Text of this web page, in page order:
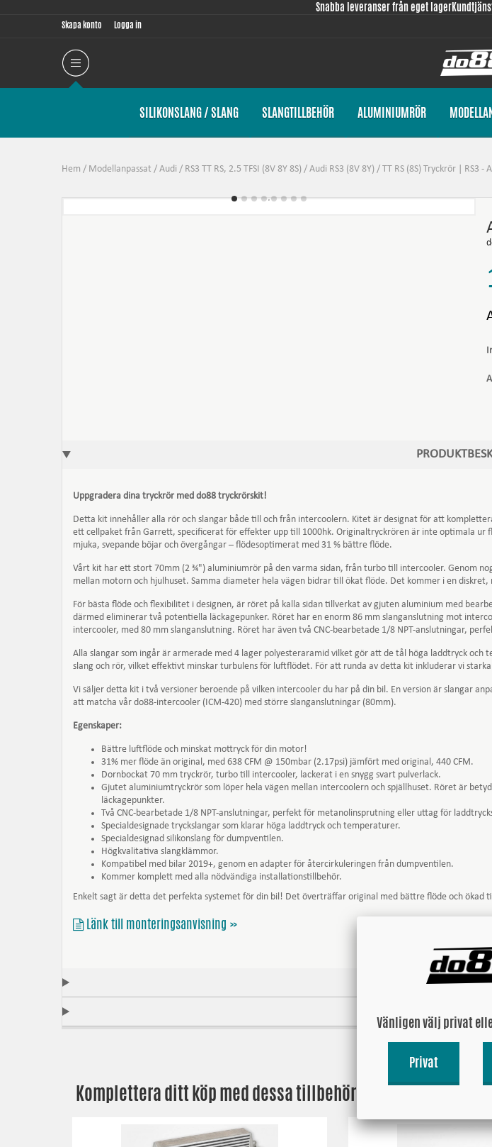
Snabba leveranser från eget lager
Skapa konto Logga in
SILIKONSLANG / SLANG SLANGTILLBEHÖR ALUMINIUMRÖR
Hem / Modellanpassat / Audi / RS3 TT RS, 2.5 TFSI (8V 8Y 8S) / Audi RS3 (8V 8Y) / TT RS (8S) Tryckrör | RS3
Uppgradera dina tryckrör med do88 tryckrörskit!
Detta kit innehåller alla rör och slangar både till och från intercoolern. Kitet är designat för att
ett cellpaket från Garrett, specificerat för effekter upp till 1000hk. Originaltryckrören är inte optimala ur
mjuka, svepande böjar och övergångar – flödesoptimerat med 31 % bättre flöde.
Vårt kit har ett stort 70mm (2 ¾") aluminiumrör på den varma sidan, från turbo till intercooler. Genom
mellan motorn och hjulhuset. Samma diameter hela vägen bidrar till ökat flöde. Det kommer i en
För bästa flöde och flexibilitet i designen, är röret på kalla sidan tillverkat av gjuten aluminium med
därmed eliminerar två potentiella läckagepunker. Röret har en enorm 86 mm slanganslutning mot
intercooler, med 80 mm slanganslutning. Röret har även två CNC-bearbetade 1/8 NPT-anslutningar,
Alla slangar som ingår är armerade med 4 lager polyesteraramid vilket gör att de tål höga laddtryck
slang och rör, vilket effektivt minskar turbulens för luftflödet. För att runda av detta kit inkluderar vi
Vi säljer detta kit i två versioner beroende på vilken intercooler du har på din bil. En version är slangar
att matcha vår do88-intercooler (ICM-420) med större slanganslutningar (80mm).
Egenskaper:
Bättre luftflöde och minskat mottryck för din motor!
31% mer flöde än original, med 638 CFM @ 150mbar (2.17psi) jämfört med original, 440 CFM.
Dornbockat 70 mm tryckrör, turbo till intercooler, lackerat i en snygg svart pulverlack.
Gjutet aluminiumtryckrör som löper hela vägen mellan intercoolern och spjällhuset. Röret är
läckagepunkter.
Två CNC-bearbetade 1/8 NPT-anslutningar, perfekt för metanolinsprutning eller uttag för
Specialdesignade tryckslangar som klarar höga laddtryck och temperaturer.
Specialdesignad silikonslang för dumpventilen.
Högkvalitativa slangklämmor.
Kompatibel med bilar 2019+, genom en adapter för återcirkuleringen från dumpventilen.
Kommer komplett med alla nödvändiga installationstillbehör.
Enkelt sagt är detta det perfekta systemet för din bil! Det överträffar original med bättre flöde och
Länk till monteringsanvisning »
Komplettera ditt köp med dessa tillbehör:
Vänligen välj privat
Privat